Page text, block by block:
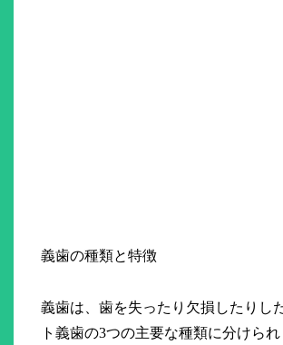
義歯の種類と特徴
義歯は、歯を失ったり欠損したりし
ト義歯の3つの主要な種類に分けら